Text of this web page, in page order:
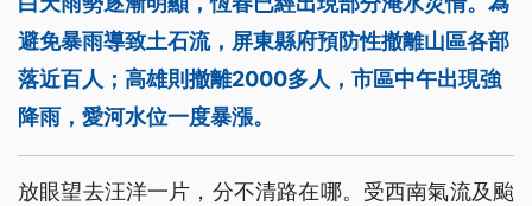
避免暴雨導致土石流，屏東縣府預防性撤離山區各部
落近百人；高雄則撤離2000多人，市區中午出現強
降雨，愛河水位一度暴漲。
放眼望去汪洋一片，分不清路在哪。受西南氣流及颱